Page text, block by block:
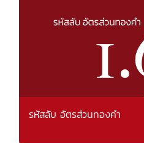
รหัสลับ อัตรส่วนทองคำ